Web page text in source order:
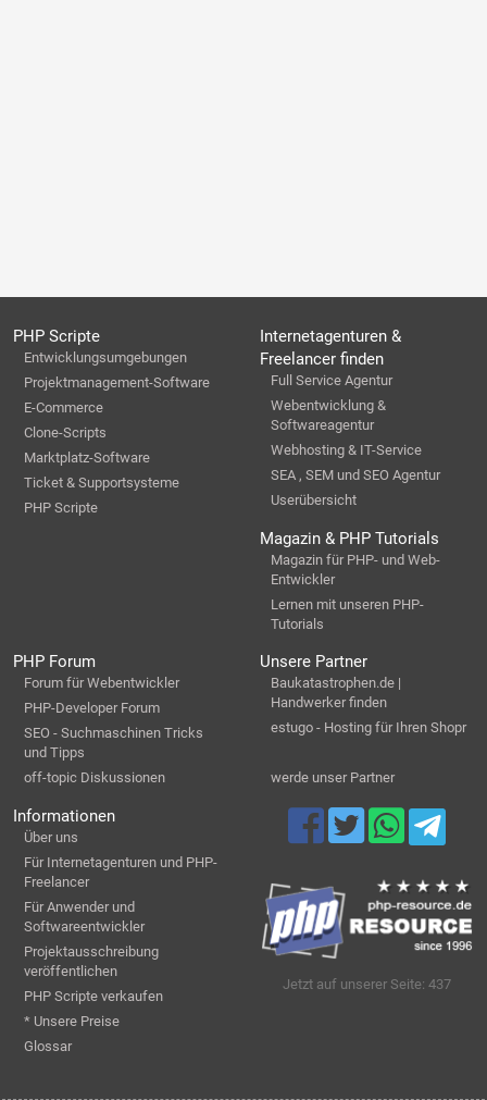
PHP Scripte
Entwicklungsumgebungen
Projektmanagement-Software
E-Commerce
Clone-Scripts
Marktplatz-Software
Ticket & Supportsysteme
PHP Scripte
Internetagenturen &
Freelancer finden
Full Service Agentur
Webentwicklung &
Softwareagentur
Webhosting & IT-Service
SEA , SEM und SEO Agentur
Userübersicht
Magazin & PHP Tutorials
Magazin für PHP- und Web-
Entwickler
Lernen mit unseren PHP-
Tutorials
PHP Forum
Forum für Webentwickler
PHP-Developer Forum
SEO - Suchmaschinen Tricks
und Tipps
off-topic Diskussionen
Unsere Partner
Baukatastrophen.de |
Handwerker finden
estugo - Hosting für Ihren Shopr
werde unser Partner
Informationen
Über uns
Für Internetagenturen und PHP-
Freelancer
Für Anwender und
Softwareentwickler
Projektausschreibung
veröffentlichen
PHP Scripte verkaufen
* Unsere Preise
Glossar
Jetzt auf unserer Seite: 437